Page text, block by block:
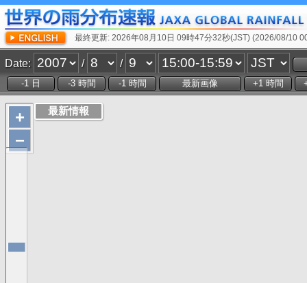
最終更新: 2026年08月10日 09時47分32秒(JST) (2026/08/10
Date: / /
+
−